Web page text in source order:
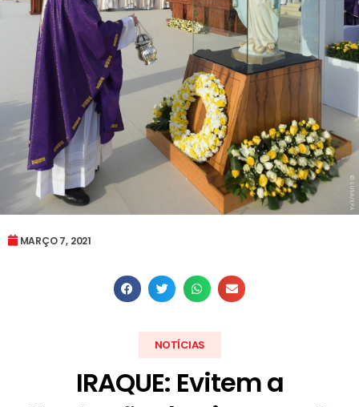
MARÇO 7, 2021
NOTÍCIAS
IRAQUE: Evitem a